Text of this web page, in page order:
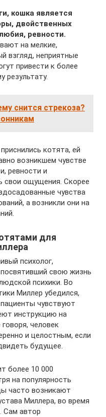
кошка является
двойственных
ревности.
на мелкие,
взгляд, неприятные
привести к более
результату.
снится стрекоза?
котята, ей
возникшем чувстве
ревности и
свои ощущения. Скорее
чувства
а возникли они на
для
психолог,
свою жизнь
психики. Во
Миллер убедился,
чувствуют
инструкцию на
человек
и целостным, если
будущее.
более 10 000
на популярность
часто возникают
Миллера, во время
Сам автор